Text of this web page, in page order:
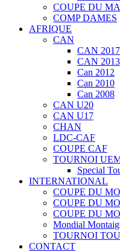
COUPE DU
COMP DAMES
AFRIQUE
CAN
CAN 2017
CAN 2013
Can 2012
Can 2010
Can 2008
CAN U20
CAN U17
CHAN
LDC-CAF
COUPE CAF
TOURNOI
Special
INTERNATIONAL
COUPE DU
COUPE DU
COUPE DU
Mondial
TOURNOI
CONTACT